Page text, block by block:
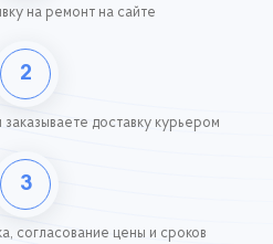
на ремонт на сайте
2
доставку курьером
3
согласование цены и сроков